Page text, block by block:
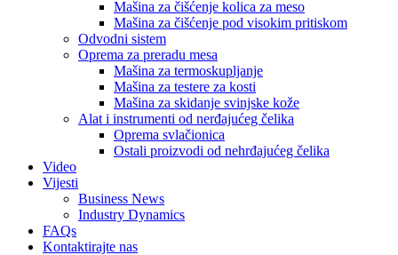
Mašina za čišćenje kolica za meso
Mašina za čišćenje pod visokim pritiskom
Odvodni sistem
Oprema za preradu mesa
Mašina za termoskupljanje
Mašina za testere za kosti
Mašina za skidanje svinjske kože
Alat i instrumenti od nerđajućeg čelika
Oprema svlačionica
Ostali proizvodi od nehrđajućeg čelika
Video
Vijesti
Business News
Industry Dynamics
FAQs
Kontaktirajte nas